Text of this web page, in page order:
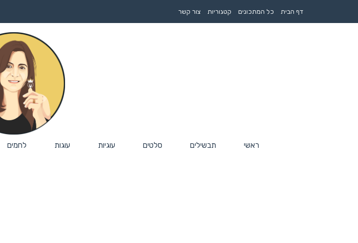
דף הבית כל המתכונים קטגוריות צור קשר
ראשי תבשילים סלטים עוגיות עוגות לחמים